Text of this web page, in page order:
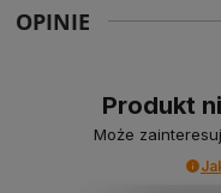
OPINIE
Produkt
Może